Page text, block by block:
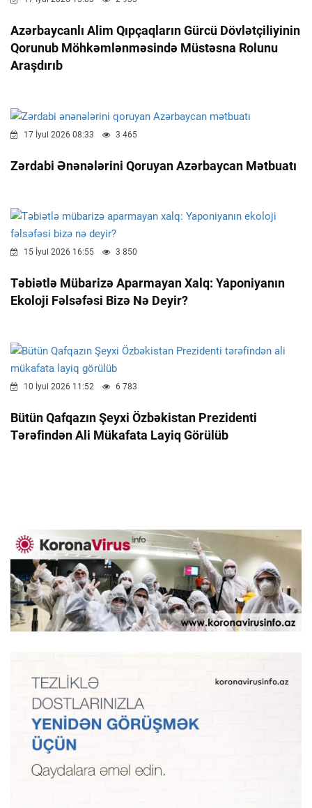
Azərbaycanlı Alim Qıpçaqların Gürcü Dövlətçiliyinin
Qorunub Möhkəmlənməsində Müstəsna Rolunu
Araşdırıb
17 İyul 2026 08:33 3 465
Zərdabi Ənənələrini Qoruyan Azərbaycan Mətbuatı
15 İyul 2026 16:55 3 850
Təbiətlə Mübarizə Aparmayan Xalq: Yaponiyanın
Ekoloji Fəlsəfəsi Bizə Nə Deyir?
10 İyul 2026 11:52 6 783
Bütün Qafqazın Şeyxi Özbəkistan Prezidenti
Tərəfindən Ali Mükafata Layiq Görülüb